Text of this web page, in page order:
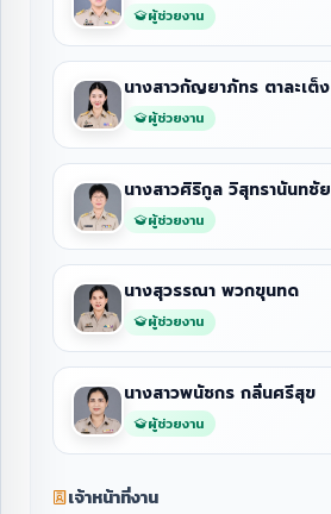
ผู้ช่วยงาน
นางสาวกัญยาภัทร ตาละเต็ง
ผู้ช่วยงาน
นางสาวศิริกูล วิสุทรานันทชัย
ผู้ช่วยงาน
นางสุวรรณา พวกขุนทด
ผู้ช่วยงาน
นางสาวพนัชกร กลิ่นศรีสุข
ผู้ช่วยงาน
เจ้าหน้าที่งาน